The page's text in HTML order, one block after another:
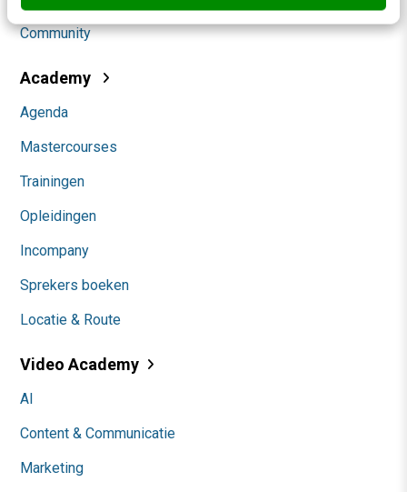
Community
Academy
Agenda
Mastercourses
Trainingen
Opleidingen
Incompany
Sprekers boeken
Locatie & Route
Video Academy
AI
Content & Communicatie
Marketing